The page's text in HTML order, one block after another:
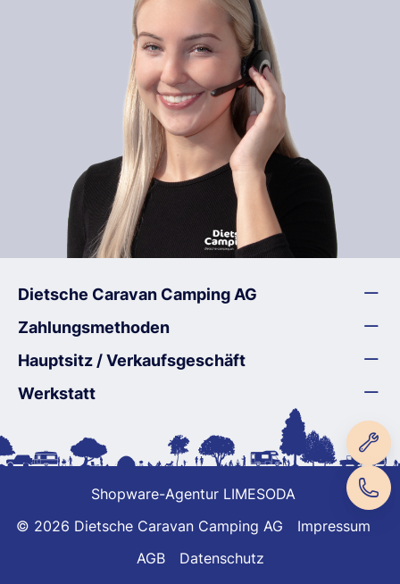
Dietsche Caravan Camping AG
Zahlungsmethoden
Hauptsitz / Verkaufsgeschäft
Werkstatt
Shopware-Agentur LIMESODA
© 2026 Dietsche Caravan Camping AG
Impressum
AGB
Datenschutz